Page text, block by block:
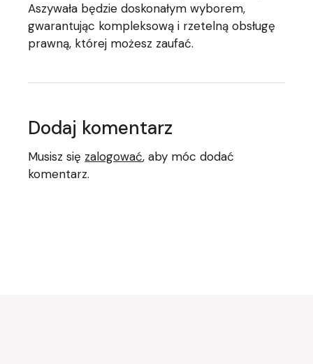
Aszywała będzie doskonałym wyborem,
gwarantując kompleksową i rzetelną obsługę
prawną, której możesz zaufać.
Dodaj komentarz
Musisz się zalogować, aby móc dodać
komentarz.